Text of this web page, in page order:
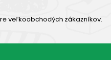
veľkoobchodých zákazníkov.